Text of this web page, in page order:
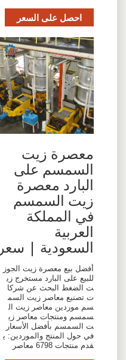
احصل على السعر
معصرة زيت
السمسم على
البارد معصرة
زيت السمسم
في المملكة
العربية
السعودية | سعر
أفضل بيع معصرة زيت الجوز
للبيع على البارد مستخرج زي
ت الضغط البحث عن شركا
ت تصنيع معاصر زيت السم
سم موردين معاصر زيت ال
سمسم ومنتجات معاصر زي
ت السمسم بأفضل الأسعار
في حول المنتج والموردين: ي
قدم منتجات 6798 معاصر